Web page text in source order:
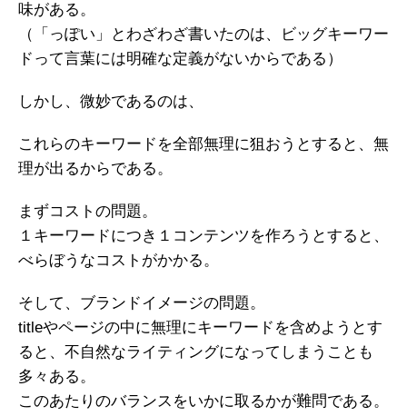
味がある。
（「っぽい」とわざわざ書いたのは、ビッグキーワー
ドって言葉には明確な定義がないからである）
しかし、微妙であるのは、
これらのキーワードを全部無理に狙おうとすると、無
理が出るからである。
まずコストの問題。
１キーワードにつき１コンテンツを作ろうとすると、
べらぼうなコストがかかる。
そして、ブランドイメージの問題。
titleやページの中に無理にキーワードを含めようとす
ると、不自然なライティングになってしまうことも
多々ある。
このあたりのバランスをいかに取るかが難問である。